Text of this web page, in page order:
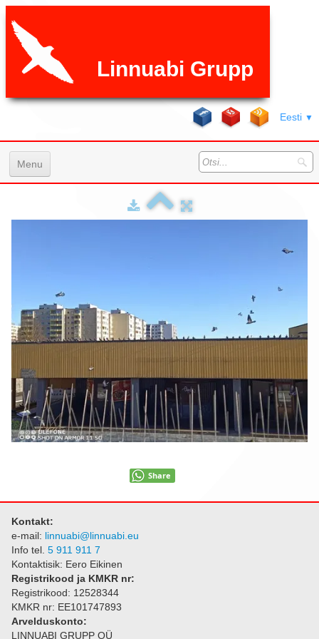
Linnuabi Grupp
Eesti ▼
Menu
Teenused
Hinnad
Firmast
Share
Kontakt:
e-mail: linnuabi@linnuabi.eu
Info tel. 5 911 911 7
Kontaktisik: Eero Eikinen
Registrikood ja KMKR nr:
Registrikood: 12528344
KMKR nr: EE101747893
Arvelduskonto:
LINNUABI GRUPP OÜ